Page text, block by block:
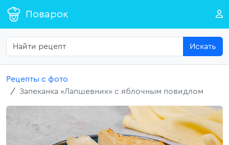
Поварок
Искать
Рецепты с фото
Запеканка «Лапшевник» с яблочным повидлом